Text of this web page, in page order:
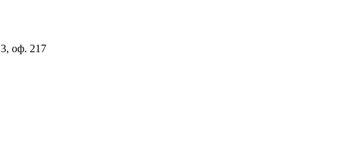
оф. 217